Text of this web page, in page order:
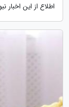
اطلاع از این اخبار